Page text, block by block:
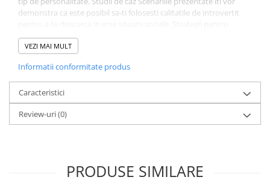
Sa nu razi :((
Legislatie
Fictiune
Actiune si Aventura
Actiune,aventura
Clasici
Crime, Thriller, Mistery
Literatura de divertisment
demonstra ca este posibil sa-ti folosesti calitatile de introvertit
succes Cartea contine tehnici de comunicare si de conectare in
cuplu de la sugestii despre locurile in care sa-ti dai intalnire cu
pentru interactiunile online.
VEZI MAI MULT
Informatii conformitate produs
Caracteristici
Review-uri(0)
PRODUSE SIMILARE